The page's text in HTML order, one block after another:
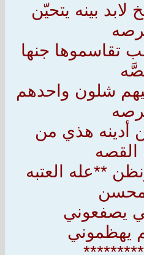
بينه يتحيّن
تقاسموها جنها
شلون واحدهم
أدينه هذي من
القصه
**عله العتبه
يصفعوني
يهظموني